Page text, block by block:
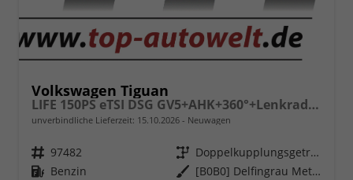
Volkswagen Tiguan
LIFE 150PS eTSI DSG GV5+AHK+360°+Lenkradheiz+IQ.Drive+ACC+App+eHeck+LED
unverbindliche Lieferzeit: 15.10.2026 Neuwagen
Fahrzeugnr. 97482 Getriebe
Doppelkupplungsgetriebe (DSG)
Kraftstoff Benzin Außenfarbe
[B0B0] Delfingrau Metallic